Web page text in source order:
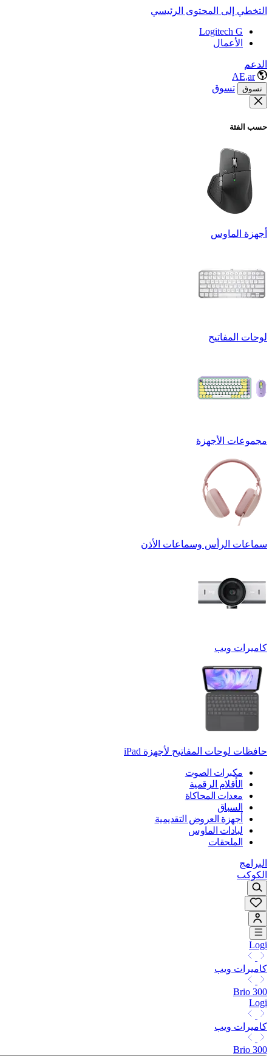
التخطي إلى المحتوى الرئيسي
Logitech G
الأعمال
الدعم
AE,ar
تسوق تسوق
حسب الفئة
أجهزة الماوس
لوحات المفاتيح
مجموعات الأجهزة
سماعات الرأس وسماعات الأذن
كاميرات ويب
حافظات لوحات المفاتيح لأجهزة ‏iPad
مكبرات الصوت
الأقلام الرقمية
معدات المحاكاة
السباق
أجهزة العروض التقديمية
لبادات الماوس
الملحقات
البرامج
الكوكب
Logi
كاميرات ويب
Brio 300
Logi
كاميرات ويب
Brio 300